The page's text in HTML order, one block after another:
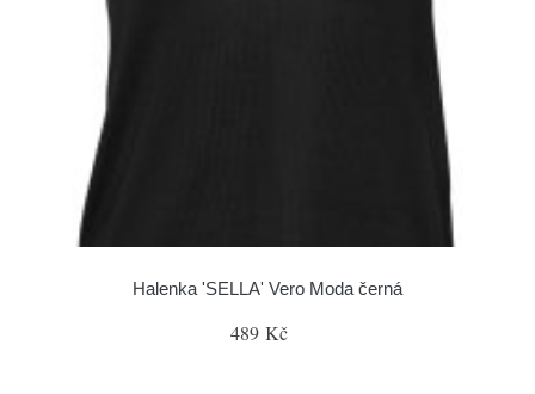
Halenka 'SELLA' Vero Moda černá
489 Kč